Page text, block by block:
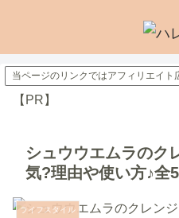
当ページのリンクではアフィリエイト
【PR】
シュウウエムラのク
気?理由や使い方♪全
ライフスタイル